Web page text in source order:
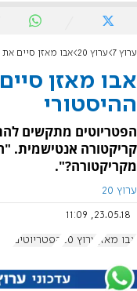
ערוץ 7 ערוץ 20 אבו מאזן סיים
אבו מאזן
ההיסטורי
הפטריוטים מתקשים
קריקטורה אנטישמית.
מקריקטורה?".
ערוץ 20
23.05.18, 11:09
אבו מאזן ערוץ 20 הפטריוטים